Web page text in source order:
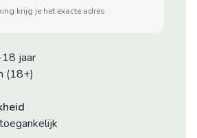
jaar
(18+)